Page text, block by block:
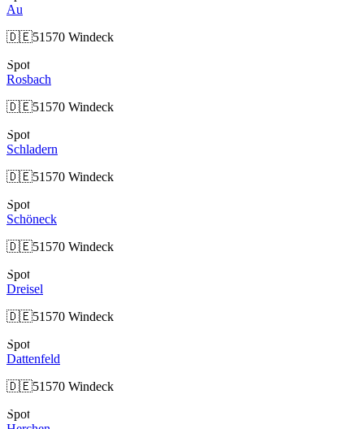
Au
🇩🇪51570 Windeck
Spot
Rosbach
🇩🇪51570 Windeck
Spot
Schladern
🇩🇪51570 Windeck
Spot
Schöneck
🇩🇪51570 Windeck
Spot
Dreisel
🇩🇪51570 Windeck
Spot
Dattenfeld
🇩🇪51570 Windeck
Spot